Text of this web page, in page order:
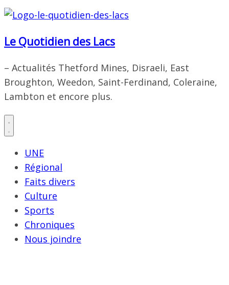
Le Quotidien des Lacs
– Actualités Thetford Mines, Disraeli, East
Broughton, Weedon, Saint-Ferdinand, Coleraine,
Lambton et encore plus.
UNE
Régional
Faits divers
Culture
Sports
Chroniques
Nous joindre